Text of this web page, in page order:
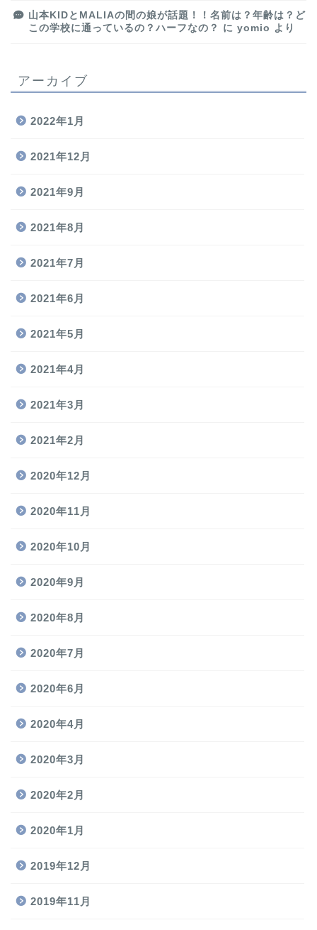
山本KIDとMALIAの間の娘が話題！！名前は？年齢は？ど
この学校に通っているの？ハーフなの？
に yomio より
アーカイブ
2022年1月
2021年12月
2021年9月
2021年8月
2021年7月
2021年6月
2021年5月
2021年4月
2021年3月
2021年2月
2020年12月
2020年11月
2020年10月
2020年9月
2020年8月
2020年7月
2020年6月
2020年4月
2020年3月
2020年2月
2020年1月
2019年12月
2019年11月